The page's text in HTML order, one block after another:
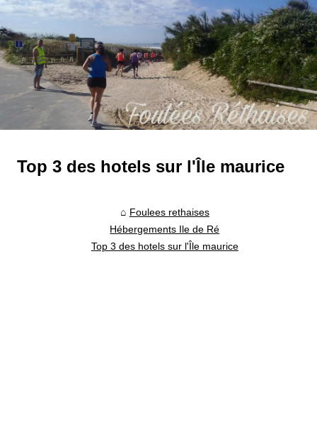
Top 3 des hotels sur l'Île maurice
Foulees rethaises
Hébergements Ile de Ré
Top 3 des hotels sur l'Île maurice